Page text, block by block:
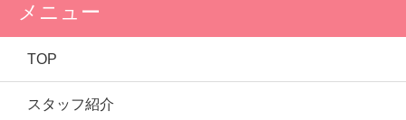
メニュー
TOP
スタッフ紹介